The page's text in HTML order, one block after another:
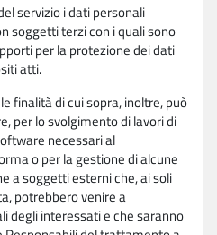
servizio i dati personali
soggetti terzi con i quali sono
per la protezione dei dati
atti.
finalità di cui sopra, inoltre, può
per lo svolgimento di lavori di
necessari al
o per la gestione di alcune
a soggetti esterni che, ai soli
potrebbero venire a
degli interessati e che saranno